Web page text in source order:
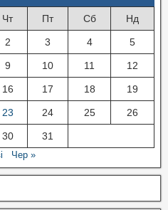
Чт Пт Сб Нд
2 3 4 5
9 10 11 12
16 17 18 19
23 24 25 26
30 31
Чер »